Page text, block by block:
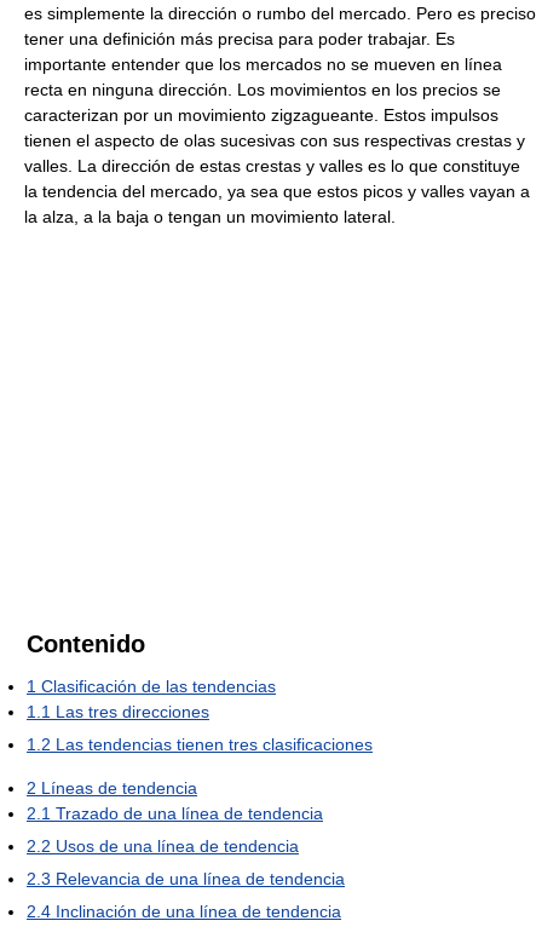
es simplemente la dirección o rumbo del mercado. Pero es preciso
tener una definición más precisa para poder trabajar. Es
importante entender que los mercados no se mueven en línea
recta en ninguna dirección. Los movimientos en los precios se
caracterizan por un movimiento zigzagueante. Estos impulsos
tienen el aspecto de olas sucesivas con sus respectivas crestas y
valles. La dirección de estas crestas y valles es lo que constituye
la tendencia del mercado, ya sea que estos picos y valles vayan a
la alza, a la baja o tengan un movimiento lateral.
Contenido
1 Clasificación de las tendencias
1.1 Las tres direcciones
1.2 Las tendencias tienen tres clasificaciones
2 Líneas de tendencia
2.1 Trazado de una línea de tendencia
2.2 Usos de una línea de tendencia
2.3 Relevancia de una línea de tendencia
2.4 Inclinación de una línea de tendencia